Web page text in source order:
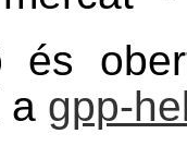
és
a gpp-